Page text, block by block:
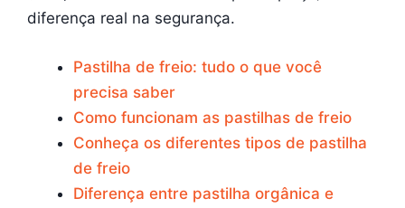
diferença real na segurança.
Pastilha de freio: tudo o que você
precisa saber
Como funcionam as pastilhas de freio
Conheça os diferentes tipos de pastilha
de freio
Diferença entre pastilha orgânica e